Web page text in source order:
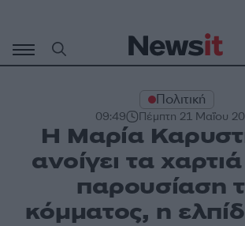
περιεχόμενο
Πολιτική
09:49 Πέμπτη 21 Μαΐου
Η Μαρία
ανοίγει τα
παρουσίαση
κόμματος, η